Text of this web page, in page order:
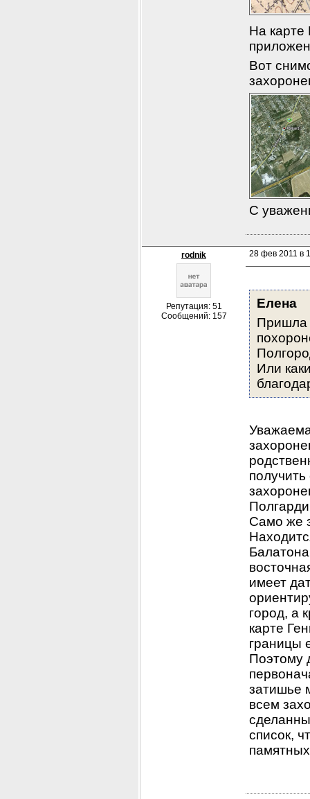
На карте
Вот
С
rodnik
Репутация: 51
Сообщений: 157
28 фев 2011 в
Елена
Пришла
Или
Само же
имеет
город, а
карте
границы
Поэтому
затишье
всем
список,